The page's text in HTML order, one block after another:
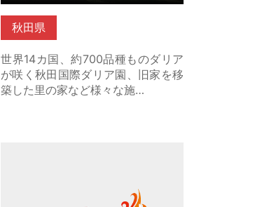
秋田県
世界14カ国、約700品種ものダリア
が咲く秋田国際ダリア園、旧家を移
築した里の家など様々な施…